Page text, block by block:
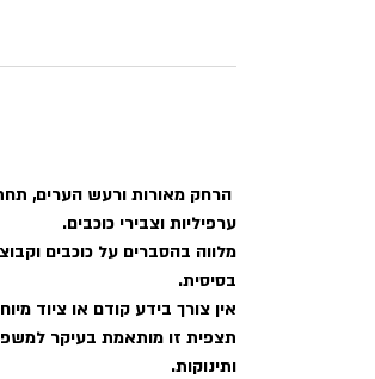
הרחק מאורות ורעש הערים,
ערפיליות וצבירי כוכבים.
מלווה בהסברים על כוכבים
בסיסית.
אין צורך בידע קודם או ציוד
ותינוקות.